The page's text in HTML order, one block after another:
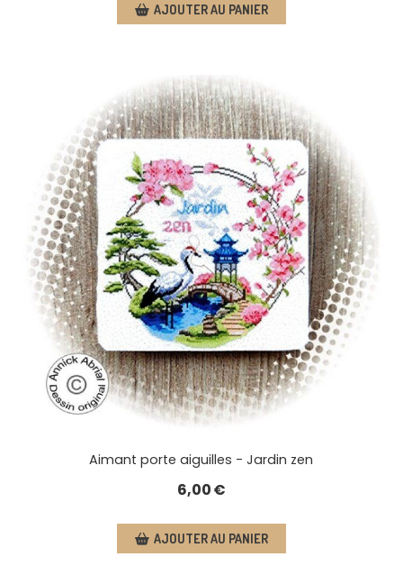
AJOUTER AU PANIER
Aimant porte aiguilles - Jardin zen
6,00€
AJOUTER AU PANIER